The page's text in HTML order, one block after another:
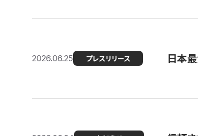
2026.06.25 プレスリリース 日本